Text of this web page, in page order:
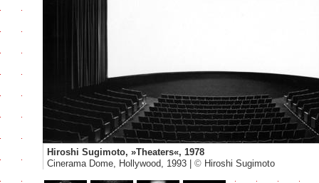
Hiroshi Sugimoto, »Theaters«, 1978
Cinerama Dome, Hollywood, 1993 | © Hiroshi Sugimoto